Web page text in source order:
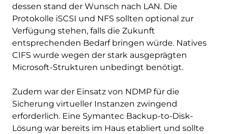
dessen stand der Wunsch nach LAN. Die
Protokolle iSCSI und NFS sollten optional zur
Verfügung stehen, falls die Zukunft
entsprechenden Bedarf bringen würde. Natives
CIFS wurde wegen der stark ausgeprägten
Microsoft-Strukturen unbedingt benötigt.
Zudem war der Einsatz von NDMP für die
Sicherung virtueller Instanzen zwingend
erforderlich. Eine Symantec Backup-to-Disk-
Lösung war bereits im Haus etabliert und sollte